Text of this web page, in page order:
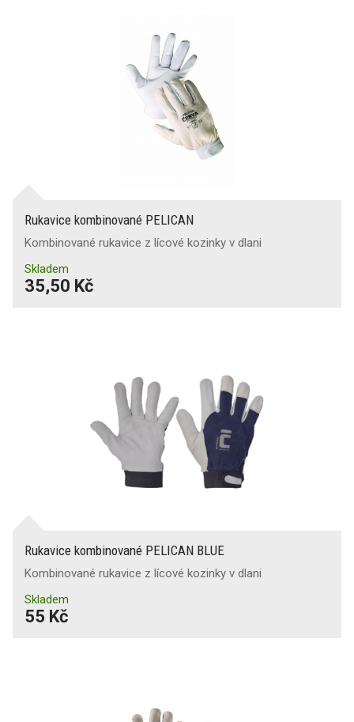
Rukavice kombinované PELICAN
Kombinované rukavice z lícové kozinky v dlani
Skladem
35,50 Kč
Rukavice kombinované PELICAN BLUE
Kombinované rukavice z lícové kozinky v dlani
Skladem
55 Kč